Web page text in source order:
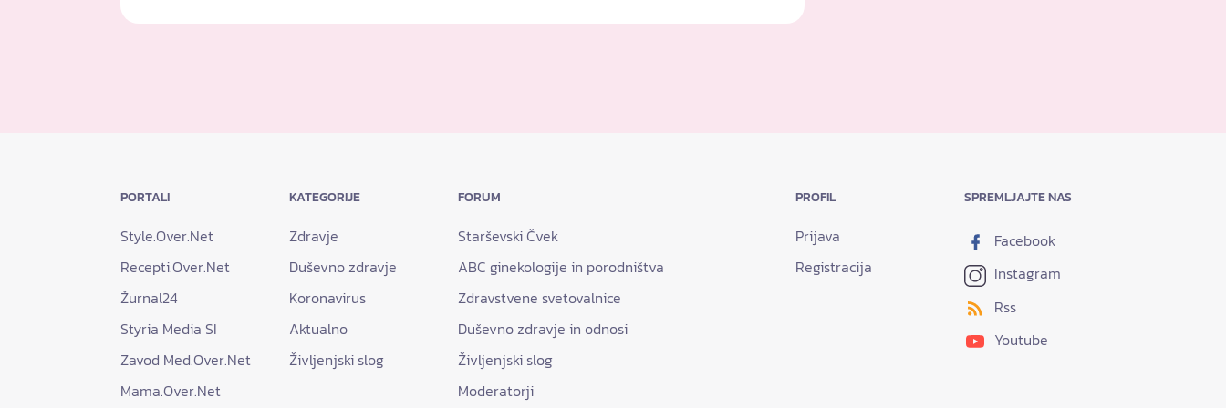
PORTALI
Style.Over.Net
Recepti.Over.Net
Žurnal24
Styria Media SI
Zavod Med.Over.Net
Mama.Over.Net
KATEGORIJE
Zdravje
Duševno zdravje
Koronavirus
Aktualno
Življenjski slog
FORUM
Starševski Čvek
ABC ginekologije in porodništva
Zdravstvene svetovalnice
Duševno zdravje in odnosi
Življenjski slog
Moderatorji
PROFIL
Prijava
Registracija
SPREMLJAJTE NAS
Facebook
Instagram
Rss
Youtube